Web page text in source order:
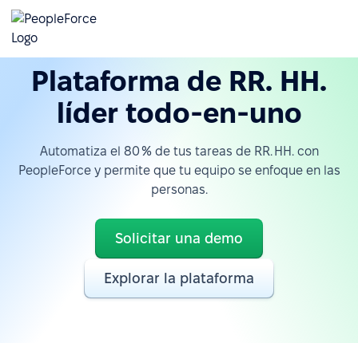
Plataforma de RR. HH.
líder todo-en-uno
Automatiza el 80 % de tus tareas de RR. HH. con
PeopleForce y permite que tu equipo se enfoque en las
personas.
Solicitar una demo
Explorar la plataforma